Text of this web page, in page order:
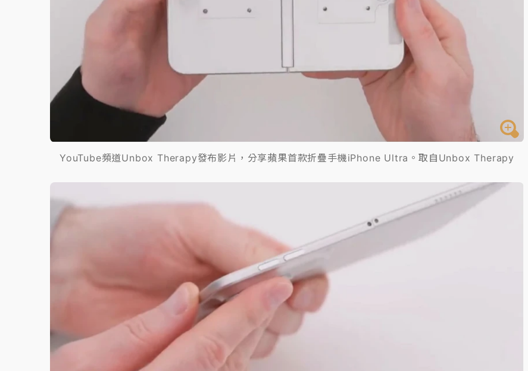
YouTube頻道Unbox Therapy發布影片，分享蘋果首款折疊手機iPhone Ultra。取自Unbox Therapy